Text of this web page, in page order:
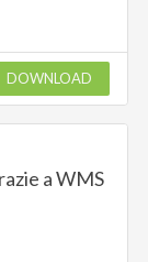
DOWNLOAD
a WMS